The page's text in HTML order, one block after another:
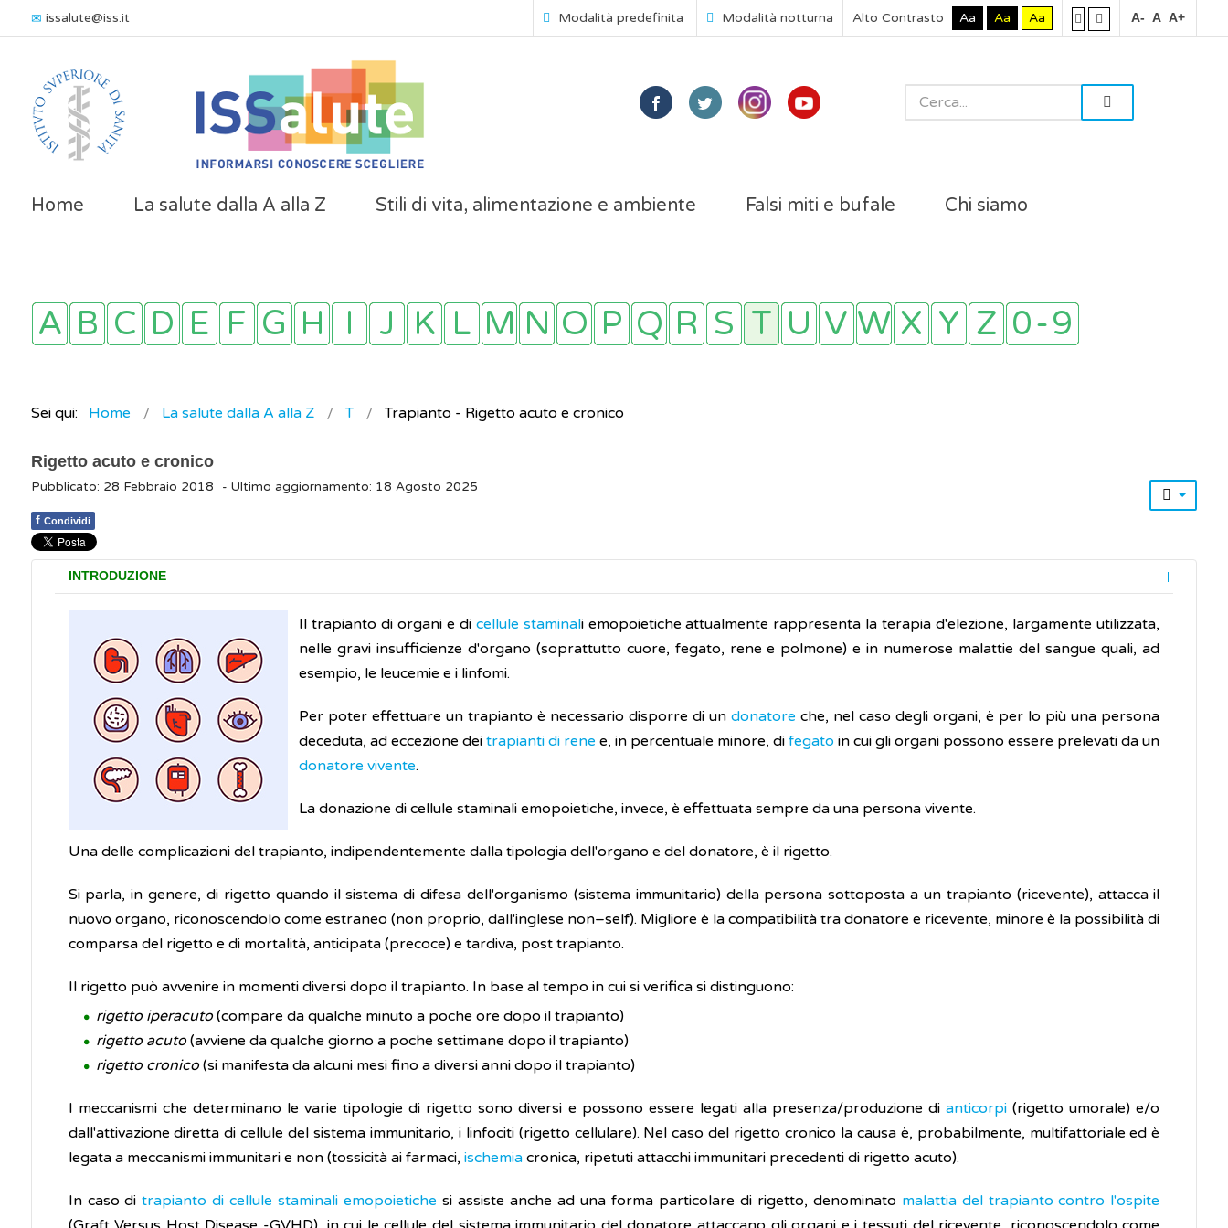
issalute@iss.it Modalità predefinita Modalità notturna Alto Contrasto Aa Aa Aa A- A A+
Home La salute dalla A alla Z Stili di vita, alimentazione e ambiente Falsi miti e bufale Chi siamo
Sei qui: Home La salute dalla A alla Z T Trapianto - Rigetto acuto e cronico
Rigetto acuto e cronico
Pubblicato: 28 Febbraio 2018 - Ultimo aggiornamento: 18 Agosto 2025
f Condividi
INTRODUZIONE
Il trapianto di organi e di cellule staminali emopoietiche attualmente rappresenta la terapia d'elezione, largamente utilizzata,
nelle gravi insufficienze d'organo (soprattutto cuore, fegato, rene e polmone) e in numerose malattie del sangue quali, ad
esempio, le leucemie e i linfomi.
Per poter effettuare un trapianto è necessario disporre di un donatore che, nel caso degli organi, è per lo più una persona
deceduta, ad eccezione dei trapianti di rene e, in percentuale minore, difegato in cui gli organi possono essere prelevati da un
donatore vivente.
La donazione di cellule staminali emopoietiche, invece, è effettuata sempre da una persona vivente.
Una delle complicazioni del trapianto, indipendentemente dalla tipologia dell'organo e del donatore, è il rigetto.
Si parla, in genere, di rigetto quando il sistema di difesa dell'organismo (sistema immunitario) della persona sottoposta a un trapianto (ricevente), attacca il
nuovo organo, riconoscendolo come estraneo (non proprio, dall'inglese non–self). Migliore è la compatibilità tra donatore e ricevente, minore è la possibilità di
comparsa del rigetto e di mortalità, anticipata (precoce) e tardiva, post trapianto.
Il rigetto può avvenire in momenti diversi dopo il trapianto. In base al tempo in cui si verifica si distinguono:
rigetto iperacuto(compare da qualche minuto a poche ore dopo il trapianto)
rigetto acuto(avviene da qualche giorno a poche settimane dopo il trapianto)
rigetto cronico(si manifesta da alcuni mesi fino a diversi anni dopo il trapianto)
I meccanismi che determinano le varie tipologie di rigetto sono diversi e possono essere legati alla presenza/produzione dianticorpi (rigetto umorale) e/o
dall'attivazione diretta di cellule del sistema immunitario, i linfociti (rigetto cellulare). Nel caso del rigetto cronico la causa è, probabilmente, multifattoriale ed è
legata a meccanismi immunitari e non (tossicità ai farmaci, ischemiacronica, ripetuti attacchi immunitari precedenti di rigetto acuto).
In caso ditrapianto di cellule staminali emopoietiche si assiste anche ad una forma particolare di rigetto, denominato malattia del trapianto contro l'ospite